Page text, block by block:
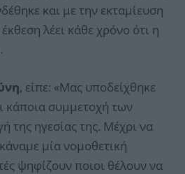
και με την εκταμίευση
λέει κάθε χρόνο ότι η
, είπε: «Μας υποδείχθηκε
κάποια συμμετοχή των
της ηγεσίας της. Μέχρι να
μία νομοθετική
ψηφίζουν ποιοι θέλουν να